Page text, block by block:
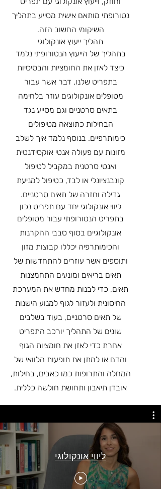
נטורופתי מותאם אישית מסייע בתהליך
השיקומי החשוב הזה.
תהליך ייעוץ אונקולוגי
בתהליך של הייעוץ הנטורופתי נלמד
כיצד לאזן את החומציות והבסיסיות
בתפריט שלנו, דבר אשר עבור
מטופלים אונקולוגים עוזר בלחימה
בתאים סרטניים וגם מסייע נגד
הבחילות כתוצאה מטיפולים
כימותרפיים. בנוסף נלמד איך לשלב
מזונות עם פעולה אנטי אוקסידנטית
ואנטי סרטנית במקביל לטיפול
קונבנציונלי או לבד, כטיפול למניעת
גדילה וחזרה של תאים סרטניים.
ליווי אונקולוגי יחד עם תפריט נכון
בתפריט הנטורופתי עבור מטופלים
אונקולוגיים בסוף סבבי ההקרנות
והכימותרפיה יכללו קבוצות מזון
ותוספים אשר עוזרים להתחדשות של
תאים בריאים ומונעים התחמצנות
תאים, כדי לבנות מחדש את המערכת
החיסונית ולעזור לגוף למנוע הישנות
של תאים סרטניים, בעוד בשלבים
שונים של התהליך יורכב התפריט
אחרת כדי לאזן את חומציות הגוף
והדם או למתן את תופעות הלוואי של
המחלה והתרופות כמו כאבים, בחילות,
אובדן תיאבון ותחושת חולשה כללית.
ליווי אונקולוגי